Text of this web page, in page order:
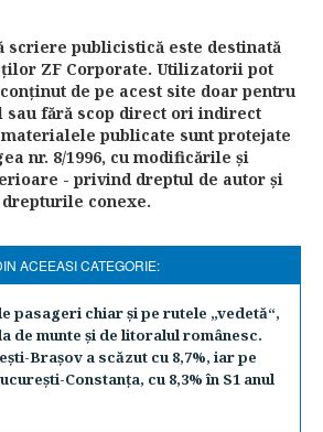
scriere publicistică este destinată
ZF Corporate. Utilizatorii pot
de pe acest site doar pentru
sau fără scop direct ori indirect
publicate sunt protejate
nr. 8/1996, cu modificările şi
- privind dreptul de autor şi
drepturile conexe.
ACEEASI CATEGORIE:
pasageri chiar şi pe rutele „vedetă“,
de munte şi de litoralul românesc.
Braşov a scăzut cu 8,7%, iar pe
Constanţa, cu 8,3% în S1 anul